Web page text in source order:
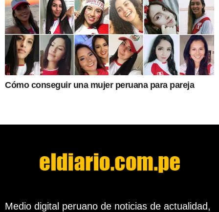
Cómo conseguir una mujer peruana para pareja
Medio digital peruano de noticias de actualidad,